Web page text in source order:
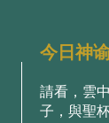
今日神
請看，雲
⼦，與聖